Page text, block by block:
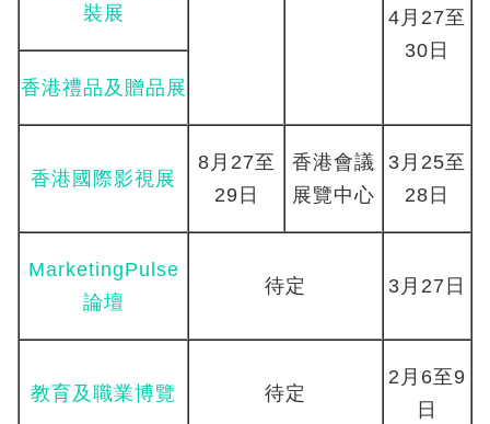
裝展
4月27至
30日
香港禮品及贈品展
香港國際影視展
8月27至
29日
香港會議
展覽中心
3月25至
28日
MarketingPulse
論壇
待定 3月27日
教育及職業博覽 待定
2月6至9
日